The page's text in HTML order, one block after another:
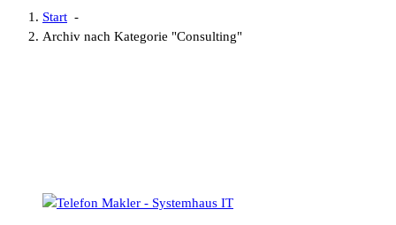
Start -
Archiv nach Kategorie "Consulting"